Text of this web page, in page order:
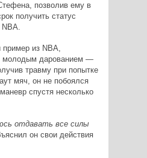
позволив ему в
получить статус
NBA.
из NBA,
молодым дарованием —
травму при попытке
мяч, он не побоялся
спустя несколько
отдавать все силы
он свои действия